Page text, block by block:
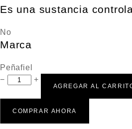
o
a
d
e
d
5
Es una sustancia
No
Marca
Peñafiel
−
+
AGREGAR AL
COMPRAR AHORA